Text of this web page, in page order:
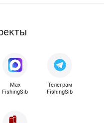
Max
FishingSib
Телеграм
FishingSib